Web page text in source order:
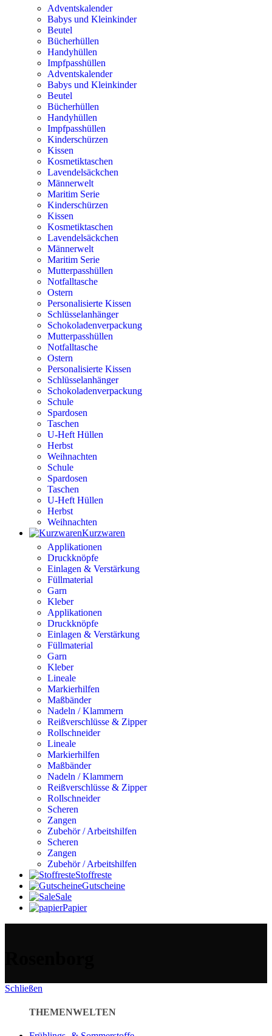
Adventskalender
Babys und Kleinkinder
Beutel
Bücherhüllen
Handyhüllen
Impfpasshüllen
Adventskalender
Babys und Kleinkinder
Beutel
Bücherhüllen
Handyhüllen
Impfpasshüllen
Kinderschürzen
Kissen
Kosmetiktaschen
Lavendelsäckchen
Männerwelt
Maritim Serie
Kinderschürzen
Kissen
Kosmetiktaschen
Lavendelsäckchen
Männerwelt
Maritim Serie
Mutterpasshüllen
Notfalltasche
Ostern
Personalisierte Kissen
Schlüsselanhänger
Schokoladenverpackung
Mutterpasshüllen
Notfalltasche
Ostern
Personalisierte Kissen
Schlüsselanhänger
Schokoladenverpackung
Schule
Spardosen
Taschen
U-Heft Hüllen
Herbst
Weihnachten
Schule
Spardosen
Taschen
U-Heft Hüllen
Herbst
Weihnachten
Kurzwaren
Applikationen
Druckknöpfe
Einlagen & Verstärkung
Füllmaterial
Garn
Kleber
Applikationen
Druckknöpfe
Einlagen & Verstärkung
Füllmaterial
Garn
Kleber
Lineale
Markierhilfen
Maßbänder
Nadeln / Klammern
Reißverschlüsse & Zipper
Rollschneider
Lineale
Markierhilfen
Maßbänder
Nadeln / Klammern
Reißverschlüsse & Zipper
Rollschneider
Scheren
Zangen
Zubehör / Arbeitshilfen
Scheren
Zangen
Zubehör / Arbeitshilfen
Stoffreste
Gutscheine
Sale
Papier
Schließen
THEMENWELTEN